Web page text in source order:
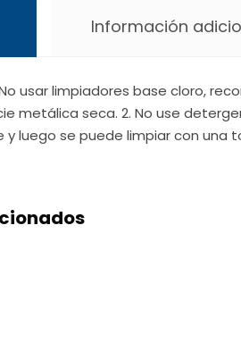
Información
No usar limpiadores base cloro,
metálica seca. 2. No use
y luego se puede limpiar con una